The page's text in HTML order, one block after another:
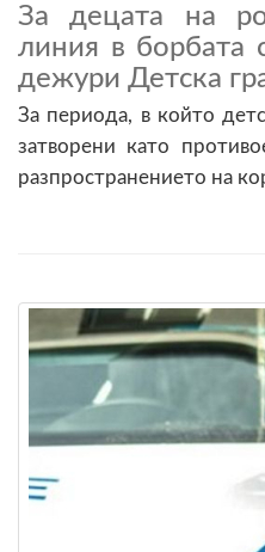
За децата на
линия в борбата
дежури Детска
За периода, в който
затворени като
разпространението на